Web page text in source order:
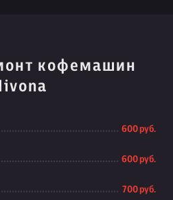
кофемашин
600 руб.
600 руб.
700 руб.